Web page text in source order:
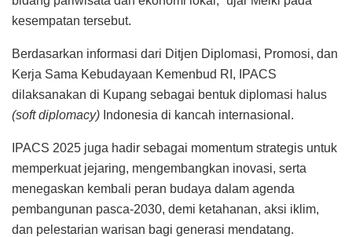
kesempatan tersebut.
Berdasarkan informasi dari Ditjen Diplomasi, Promosi, dan
Kerja Sama Kebudayaan Kemenbud RI, IPACS
dilaksanakan di Kupang sebagai bentuk diplomasi halus
(soft diplomacy) Indonesia di kancah internasional.
IPACS 2025 juga hadir sebagai momentum strategis untuk
memperkuat jejaring, mengembangkan inovasi, serta
menegaskan kembali peran budaya dalam agenda
pembangunan pasca-2030, demi ketahanan, aksi iklim,
dan pelestarian warisan bagi generasi mendatang.